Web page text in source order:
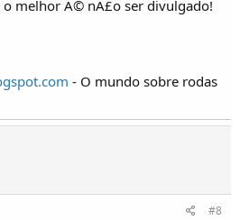
o melhor Ã© nÃ£o ser divulgado!
- O mundo sobre rodas
#8